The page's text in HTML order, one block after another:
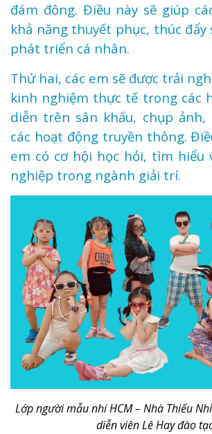
đám đông. Điều này sẽ giúp
khả năng thuyết phục, thúc
phát triển cá nhân.
Thứ hai, các em sẽ được trải
kinh nghiệm thực tế trong các
diễn trên sân khấu, chụp ảnh,
các hoạt động truyền thông.
em có cơ hội học hỏi, tìm hiểu
nghiệp trong ngành giải trí.
Lớp người mẫu nhí HCM – Nhà Thiếu
diễn viên Lê Hay đào